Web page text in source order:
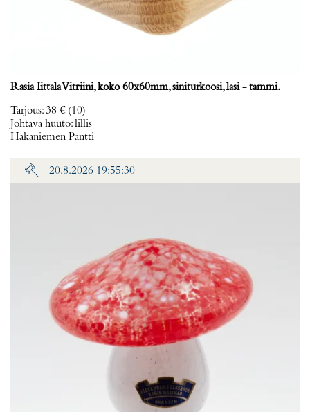
Rasia Iittala Vitriini, koko 60x60mm, siniturkoosi, lasi - tammi.
Tarjous:38 € (10)
Johtava huuto:lillis
Hakaniemen Pantti
20.8.2026 19:55:30